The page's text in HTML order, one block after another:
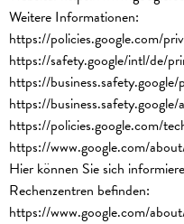
Weitere Informationen:
https://policies.google.com/
https://safety.google/intl/de/
https://business.safety.google/
https://
https://policies.google.com/
https://www.google.com/
Hier können Sie sich
Rechenzentren befinden:
https://www.google.com/